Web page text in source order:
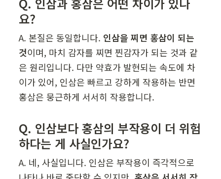
요?
A. 본질은 동일합니다. 인삼을 찌면 홍삼이 되는
것이며, 마치 감자를 찌면 찐감자가 되는 것과 같
은 원리입니다. 다만 약효가 발현되는 속도에 차
이가 있어, 인삼은 빠르고 강하게 작용하는 반면
홍삼은 뭉근하게 서서히 작용합니다.
Q. 인삼보다 홍삼의 부작용이 더 위험
하다는 게 사실인가요?
A. 네, 사실입니다. 인삼은 부작용이 즉각적으로